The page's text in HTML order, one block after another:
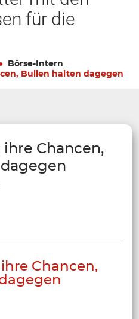
für die
Börse-Intern
Bullen halten dagegen
Chancen,
Chancen,